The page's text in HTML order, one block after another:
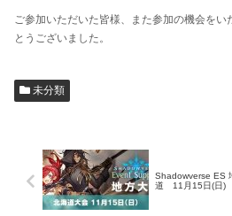
ご参加いただいた皆様、また参加の機会を
とうございました。
未分類
Shadowverse
道 11月15日(日)